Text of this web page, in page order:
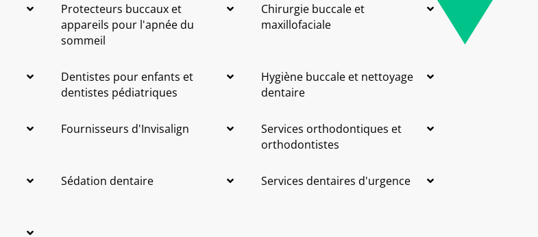
Protecteurs buccaux et
appareils pour l'apnée du
sommeil
Chirurgie buccale et
maxillofaciale
Dentistes pour enfants et
dentistes pédiatriques
Hygiène buccale et nettoyage
dentaire
Fournisseurs d'Invisalign
Services orthodontiques et
orthodontistes
Sédation dentaire Services dentaires d'urgence